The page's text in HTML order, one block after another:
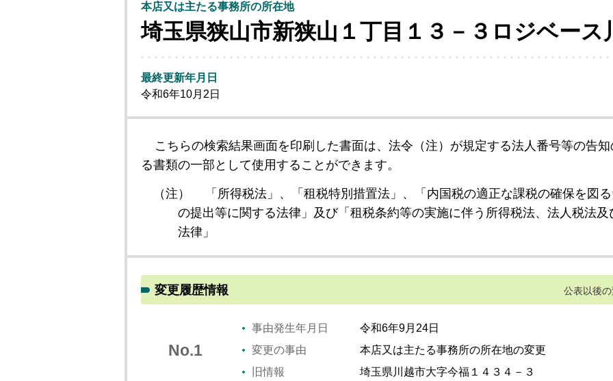
本店又は主たる事務所の所在地
埼玉県狭山市新狭山１丁目１３－３ロジベース
最終更新年月日
令和6年10月2日
こちらの検索結果画面を印刷した書面は、法令（注）が規定する法人番号等の告
る書類の一部として使用することができます。
（注）
「所得税法」、「租税特別措置法」、「内国税の適正な課税の確保を図
の提出等に関する法律」及び「租税条約等の実施に伴う所得税法、法人税法
法律」
変更履歴情報 公表以後
No.1
事由発生年月日
令和6年9月24日
変更の事由
本店又は主たる事務所の所在地の変更
旧情報
埼玉県川越市大字今福１４３４－３